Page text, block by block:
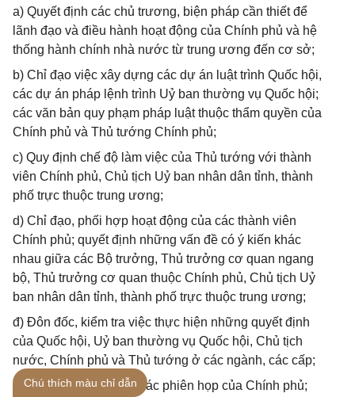
a) Quyết định các chủ trương, biện pháp cần thiết để
lãnh đạo và điều hành hoạt động của Chính phủ và hệ
thống hành chính nhà nước từ trung ương đến cơ sở;
b) Chỉ đạo việc xây dựng các dự án luật trình Quốc hội,
các dự án pháp lệnh trình Uỷ ban thường vụ Quốc hội;
các văn bản quy phạm pháp luật thuộc thẩm quyền của
Chính phủ và Thủ tướng Chính phủ;
c) Quy định chế độ làm việc của Thủ tướng với thành
viên Chính phủ, Chủ tịch Uỷ ban nhân dân tỉnh, thành
phố trực thuộc trung ương;
d) Chỉ đạo, phối hợp hoạt động của các thành viên
Chính phủ; quyết định những vấn đề có ý kiến khác
nhau giữa các Bộ trưởng, Thủ trưởng cơ quan ngang
bộ, Thủ trưởng cơ quan thuộc Chính phủ, Chủ tịch Uỷ
ban nhân dân tỉnh, thành phố trực thuộc trung ương;
đ) Đôn đốc, kiểm tra việc thực hiện những quyết định
của Quốc hội, Uỷ ban thường vụ Quốc hội, Chủ tịch
nước, Chính phủ và Thủ tướng ở các ngành, các cấp;
2. Triệu tập và chủ toạ các phiên họp của Chính phủ;
Chú thích màu chỉ dẫn